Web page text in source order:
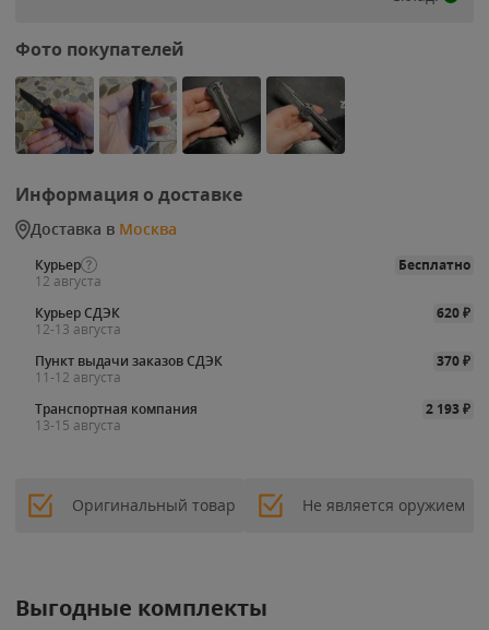
Фото покупателей
Информация о доставке
Доставка в Москва
Курьер
Бесплатно
12 августа
Курьер СДЭК
620₽
12-13 августа
Пункт выдачи заказов СДЭК
370₽
11-12 августа
Транспортная компания
2 193₽
13-15 августа
Оригинальный товар Не является оружием
Выгодные комплекты